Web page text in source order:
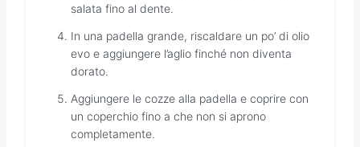
salata fino al dente.
In una padella grande, riscaldare un po’ di olio
evo e aggiungere l’aglio finché non diventa
dorato.
Aggiungere le cozze alla padella e coprire con
un coperchio fino a che non si aprono
completamente.